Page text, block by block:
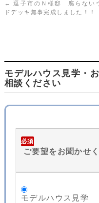
← 逗子市のＮ様邸 腐らない
ドデッキ無事完成しました！！
モデルハウス見学・
相談ください
必須
ご要望をお聞かせ
モデルハウス見学